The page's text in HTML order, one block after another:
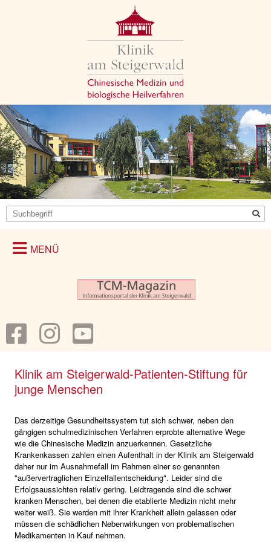
Klinik am Steigerwald-Patienten-Stiftung für
junge Menschen
Das derzeitige Gesundheitssystem tut sich schwer, neben den
gängigen schulmedizinischen Verfahren erprobte alternative Wege
wie die Chinesische Medizin anzuerkennen. Gesetzliche
Krankenkassen zahlen einen Aufenthalt in der Klinik am Steigerwald
daher nur im Ausnahmefall im Rahmen einer so genannten
"außervertraglichen Einzelfallentscheidung". Leider sind die
Erfolgsaussichten relativ gering. Leidtragende sind die schwer
kranken Menschen, bei denen die etablierte Medizin nicht mehr
weiter weiß. Sie werden mit ihrer Krankheit allein gelassen oder
müssen die schädlichen Nebenwirkungen von problematischen
Medikamenten in Kauf nehmen.